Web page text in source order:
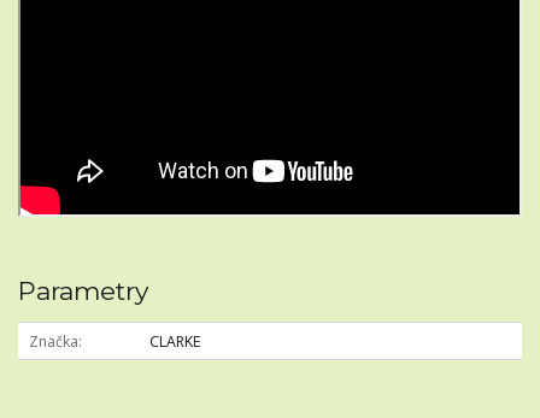
Parametry
Značka CLARKE